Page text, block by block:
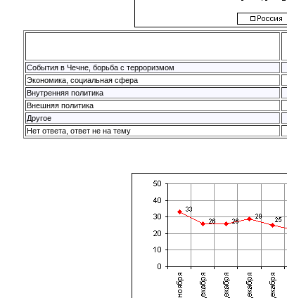
События в Чечне, борьба с терроризмом
Экономика, социальная сфера
Внутренняя политика
Внешняя политика
Другое
Нет ответа, ответ не на тему